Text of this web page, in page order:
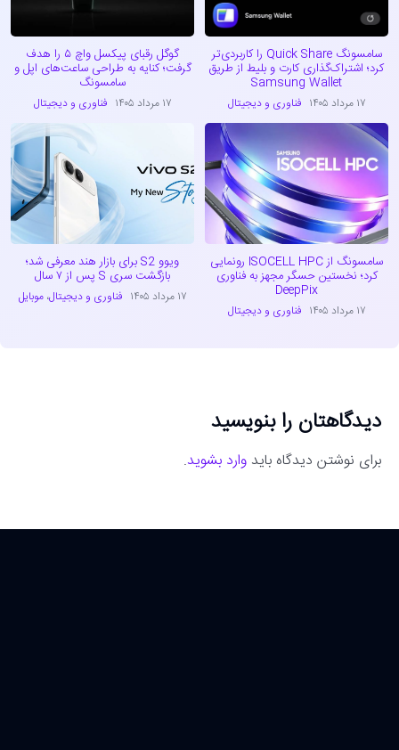
سامسونگ Quick Share را کاربردی‌تر
کرد؛ اشتراک‌گذاری کارت و بلیط از طریق
Samsung Wallet
۱۷ مرداد ۱۴۰۵ فناوری و دیجیتال
گوگل رقبای پیکسل واچ ۵ را هدف
گرفت؛ کنایه به طراحی ساعت‌های اپل و
سامسونگ
۱۷ مرداد ۱۴۰۵ فناوری و دیجیتال
سامسونگ از ISOCELL HPC رونمایی
کرد؛ نخستین حسگر مجهز به فناوری
DeepPix
۱۷ مرداد ۱۴۰۵ فناوری و دیجیتال
ویوو S2 برای بازار هند معرفی شد؛
بازگشت سری S پس از ۷ سال
۱۷ مرداد ۱۴۰۵ فناوری و دیجیتال،موبایل
دیدگاهتان را بنویسید
برای نوشتن دیدگاه باید وارد بشوید.